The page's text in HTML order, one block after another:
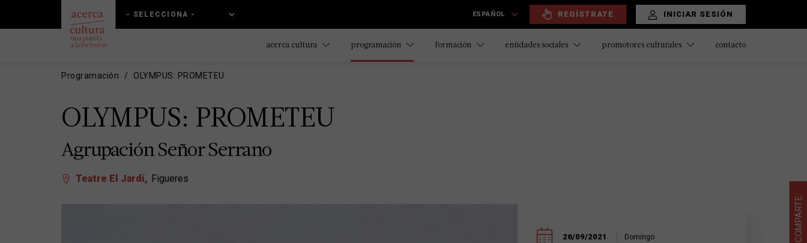
contenido
main
ESPAÑOL REGÍSTRATE INICIAR SESIÓN
acerca cultura programación formación entidades sociales promotores culturales contacto
Programación OLYMPUS: PROMETEU
OLYMPUS: PROMETEU
Agrupación Señor Serrano
Teatre El Jardí Figueres
26/09/2021 Domingo COMPARTE: